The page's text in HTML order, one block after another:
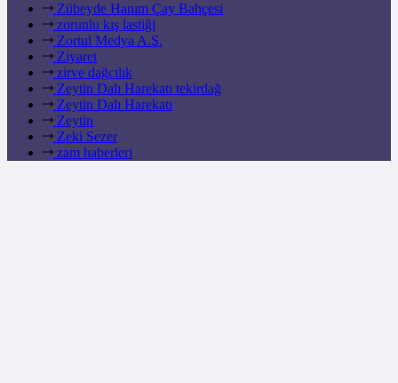
Zübeyde Hanım Çay Bahçesi
zorunlu kış lastiği
Zortul Medya A.Ş.
Ziyaret
zirve dağcılık
Zeytin Dalı Harekatı tekirdağ
Zeytin Dalı Harekatı
Zeytin
Zeki Sezer
zam haberleri